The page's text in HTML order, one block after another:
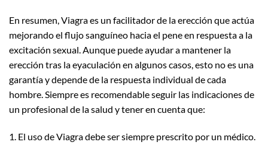
En resumen, Viagra es un facilitador de la erección que actúa
mejorando el flujo sanguíneo hacia el pene en respuesta a la
excitación sexual. Aunque puede ayudar a mantener la
erección tras la eyaculación en algunos casos, esto no es una
garantía y depende de la respuesta individual de cada
hombre. Siempre es recomendable seguir las indicaciones de
un profesional de la salud y tener en cuenta que:
1. El uso de Viagra debe ser siempre prescrito por un médico.